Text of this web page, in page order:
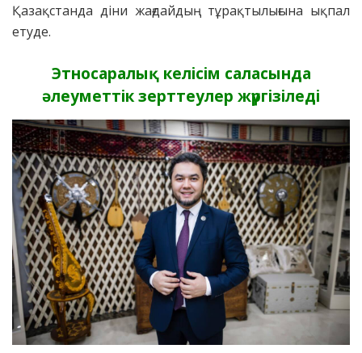
Қазақстанда діни жағдайдың тұрақтылығына ықпал
етуде.
Этносаралық келісім саласында
әлеуметтік зерттеулер жүргізіледі